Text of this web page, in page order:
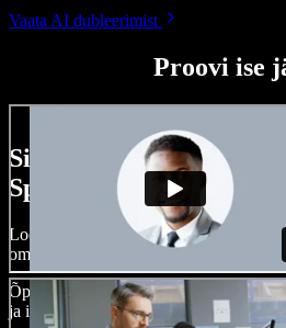
Vaata AI dubleerimist
Proovi ise
Siin on vaid väike osa
Speechify Studioga teha.
Loo voice-over’eid, kasuta tasuta
oma häält ja pane kokku terviklikud
Õppimiskõver puudub, kõik töötab
ja ideed kiiresti ellu viia.